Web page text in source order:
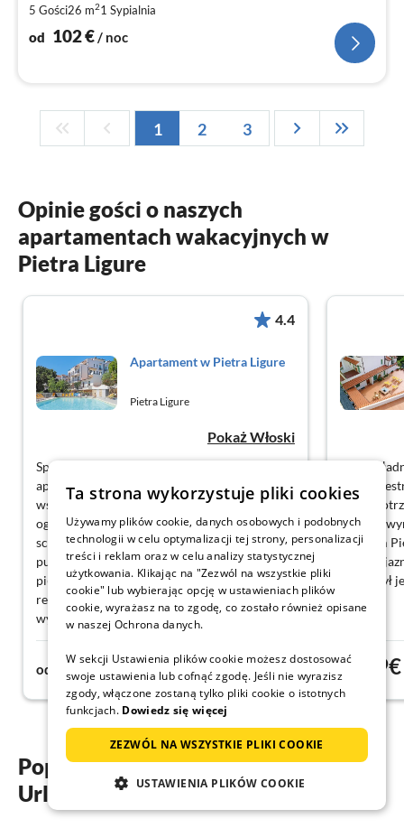
5 Gości26 m21 Sypialnia
od 102€/ noc
1 2 3
Opinie gości o naszych
apartamentach wakacyjnych w
Pietra Ligure
4.4
Apartament w Pietra Ligure
Pietra Ligure
Pokaż Włoski
Spędziliśmy fantastyczny pobyt w
apartamencie w Pietra Ligure! Kompleks jest
wspaniale zadbany, otoczony bujnymi
ogrodami, które oferowały idealne
schronienie, Obszar basenu był dla nas
punktem kulminacyjnym, zwłaszcza przy
pięknej pogodzie, To było idealne miejsce na
relaks po dniu zwiedzania wspaniałego
wybrzeża liguryjskiego, Lokalizacja jest
doskonała, zaledwie kilka kroków od centrum
i plaży, Personel był przyjazny i pomocny, co
sprawiło, że nasze doświadczenie było jeszcze
lepsze
od 62€
Bardzo
było
czego
centrum
był
pobyt był
69€
Popularne regiony i miejscowości
Urlop z psem w Pietra Ligure
Ta strona wykorzystuje pliki cookies
Używamy plików cookie, danych osobowych i podobnych
technologii w celu optymalizacji tej strony, personalizacji
treści i reklam oraz w celu analizy statystycznej
użytkowania. Klikając na "Zezwól na wszystkie pliki
cookie" lub wybierając opcję w ustawieniach plików
cookie, wyrażasz na to zgodę, co zostało również opisane
w naszej Ochrona danych.
W sekcji Ustawienia plików cookie możesz dostosować
swoje ustawienia lub cofnąć zgodę. Jeśli nie wyrazisz
zgody, włączone zostaną tylko pliki cookie o istotnych
funkcjach. Dowiedz się więcej
ZEZWÓL NA WSZYSTKIE PLIKI COOKIE
USTAWIENIA PLIKÓW COOKIE